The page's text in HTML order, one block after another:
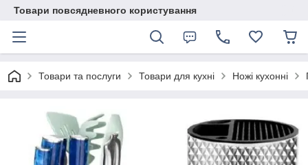
Товари повсядневного користування
Товари та послуги Товари для кухні Ножі кухонні